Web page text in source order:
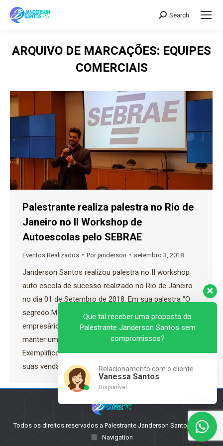
Search:
Search
ARQUIVO DE MARCAÇÕES: EQUIPES
COMERCIAIS
Palestrante realiza palestra no Rio de
Janeiro no II Workshop de
Autoescolas pelo SEBRAE
Eventos Realizados Porjanderson setembro 3, 2018
Janderson Santos realizou palestra no II workshop
auto escola de sucesso realizado no Rio de Janeiro
no dia 01 de Setembro de 2018. Em sua palestra “O
segredo Mágico das Vendas” Janderson alertou os
empresários presentes sobre a importância de
manter uma gestão focada em resultados.
Exemplificou como os participantes podem aumentar
suas vendas com…
Todos os direitos reservados a Palestrante Janderson Santos - 2025
Navigation
Que tal receber uma proposta do
Palestrante Janderson Santos sem
compromissos?
Relacionamento com o cliente
Vanessa Santos
Disponível